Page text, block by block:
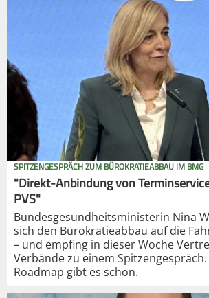
SPITZENGESPRÄCH ZUM BÜROKRATIEABBAU IM BMG
"Direkt-Anbindung von
PVS"
Bundesgesundheitsministerin Nina
sich den Bürokratieabbau auf die
– und empfing in dieser Woche
Verbände zu einem
Roadmap gibt es schon.